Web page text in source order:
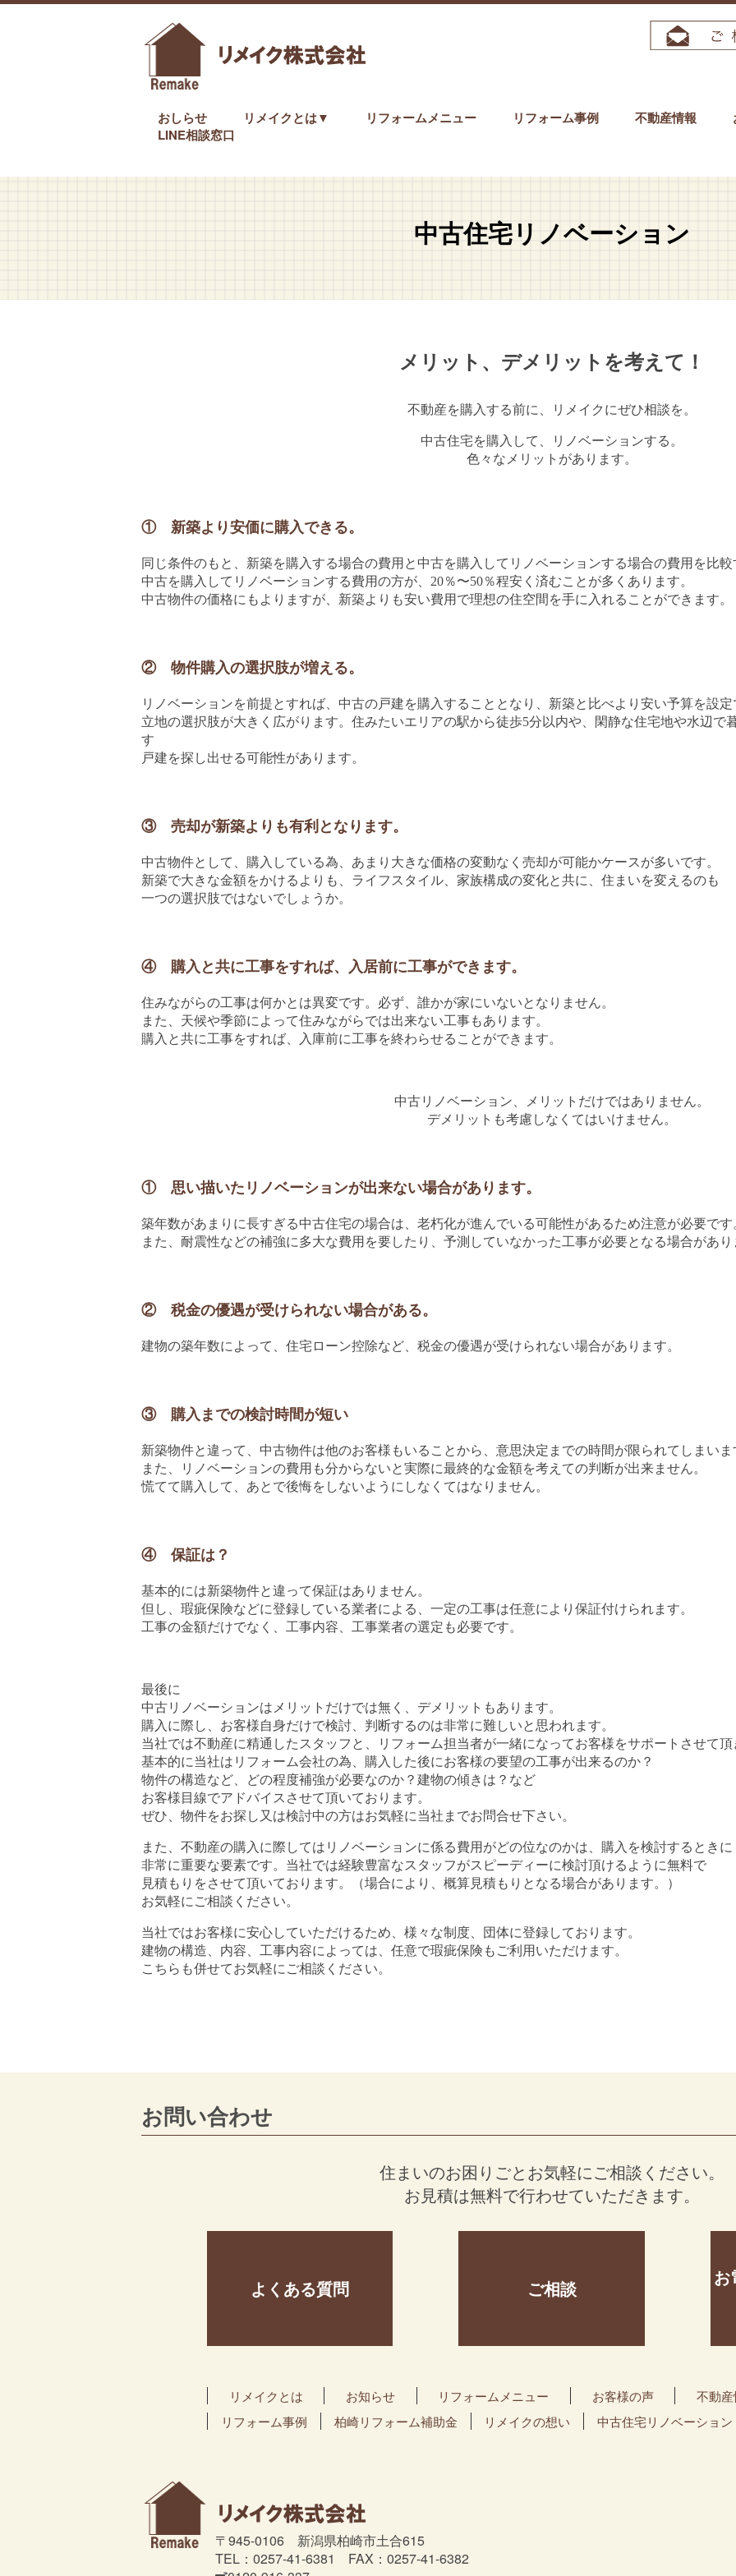
おしらせ リメイクとは▼ リフォームメニュー リフォーム事例 不動産情報
LINE相談窓口
中古住宅リノベーション
メリット、デメリットを考えて！
不動産を購入する前に、リメイクにぜひ相談を。
中古住宅を購入して、リノベーションする。
色々なメリットがあります。
① 新築より安価に購入できる。
同じ条件のもと、新築を購入する場合の費用と中古を購入してリノベーションする場合の費用を比
中古を購入してリノベーションする費用の方が、20％〜50％程安く済むことが多くあります。
中古物件の価格にもよりますが、新築よりも安い費用で理想の住空間を手に入れることができます。
② 物件購入の選択肢が増える。
リノベーションを前提とすれば、中古の戸建を購入することとなり、新築と比べより安い予算を設
立地の選択肢が大きく広がります。住みたいエリアの駅から徒歩5分以内や、閑静な住宅地や水辺で
す
戸建を探し出せる可能性があります。
③ 売却が新築よりも有利となります。
中古物件として、購入している為、あまり大きな価格の変動なく売却が可能かケースが多いです。
新築で大きな金額をかけるよりも、ライフスタイル、家族構成の変化と共に、住まいを変えるのも
一つの選択肢ではないでしょうか。
④ 購入と共に工事をすれば、入居前に工事ができます。
住みながらの工事は何かとは異変です。必ず、誰かが家にいないとなりません。
また、天候や季節によって住みながらでは出来ない工事もあります。
購入と共に工事をすれば、入庫前に工事を終わらせることができます。
中古リノベーション、メリットだけではありません。
デメリットも考慮しなくてはいけません。
① 思い描いたリノベーションが出来ない場合があります。
築年数があまりに長すぎる中古住宅の場合は、老朽化が進んでいる可能性があるため注意が必要です
また、耐震性などの補強に多大な費用を要したり、予測していなかった工事が必要となる場合があり
② 税金の優遇が受けられない場合がある。
建物の築年数によって、住宅ローン控除など、税金の優遇が受けられない場合があります。
③ 購入までの検討時間が短い
新築物件と違って、中古物件は他のお客様もいることから、意思決定までの時間が限られてしまいま
また、リノベーションの費用も分からないと実際に最終的な金額を考えての判断が出来ません。
慌てて購入して、あとで後悔をしないようにしなくてはなりません。
④ 保証は？
基本的には新築物件と違って保証はありません。
但し、瑕疵保険などに登録している業者による、一定の工事は任意により保証付けられます。
工事の金額だけでなく、工事内容、工事業者の選定も必要です。
最後に
中古リノベーションはメリットだけでは無く、デメリットもあります。
購入に際し、お客様自身だけで検討、判断するのは非常に難しいと思われます。
当社では不動産に精通したスタッフと、リフォーム担当者が一緒になってお客様をサポートさせて
基本的に当社はリフォーム会社の為、購入した後にお客様の要望の工事が出来るのか？
物件の構造など、どの程度補強が必要なのか？建物の傾きは？など
お客様目線でアドバイスさせて頂いております。
ぜひ、物件をお探し又は検討中の方はお気軽に当社までお問合せ下さい。
また、不動産の購入に際してはリノベーションに係る費用がどの位なのかは、購入を検討するときに
非常に重要な要素です。当社では経験豊富なスタッフがスピーディーに検討頂けるように無料で
見積もりをさせて頂いております。（場合により、概算見積もりとなる場合があります。）
お気軽にご相談ください。
当社ではお客様に安心していただけるため、様々な制度、団体に登録しております。
建物の構造、内容、工事内容によっては、任意で瑕疵保険もご利用いただけます。
こちらも併せてお気軽にご相談ください。
お問い合わせ
住まいのお困りごとお気軽にご相談ください。
お見積は無料で行わせていただきます。
よくある質問 ご相談 お
リメイクとは お知らせ リフォームメニュー お客様の声
不動
リフォーム事例
柏崎リフォーム補助金 リメイクの想い 中古住宅リノベーション
〒945-0106 新潟県柏崎市土合615
TEL：0257-41-6381 FAX：0257-41-6382